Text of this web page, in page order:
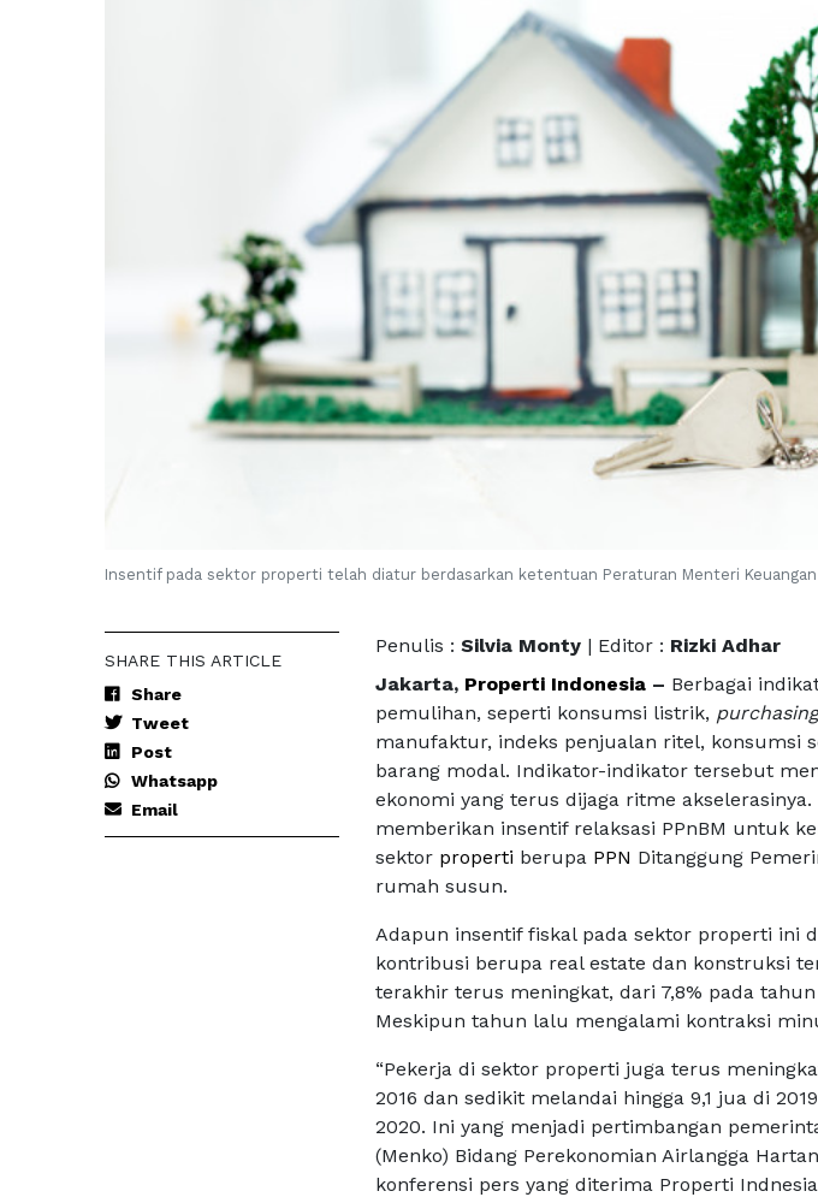
Insentif pada sektor properti telah diatur berdasarkan ketentuan Peraturan Menteri Keuangan
SHARE THIS ARTICLE
Share
Tweet
Post
Whatsapp
Email
Penulis : Silvia Monty | Editor : Rizki Adhar
Jakarta, Properti Indonesia – Berbagai
pemulihan, seperti konsumsi listrik,
manufaktur, indeks penjualan ritel, konsumsi
barang modal. Indikator-indikator tersebut
ekonomi yang terus dijaga ritme
memberikan insentif relaksasi PPnBM untuk
sektor properti berupa PPN Ditanggung
rumah susun.
Adapun insentif fiskal pada sektor properti ini
kontribusi berupa real estate dan konstruksi
terakhir terus meningkat, dari 7,8% pada
Meskipun tahun lalu mengalami kontraksi
“Pekerja di sektor properti juga terus
2016 dan sedikit melandai hingga 9,1 jua di
2020. Ini yang menjadi pertimbangan
(Menko) Bidang Perekonomian Airlangga
konferensi pers yang diterima Properti